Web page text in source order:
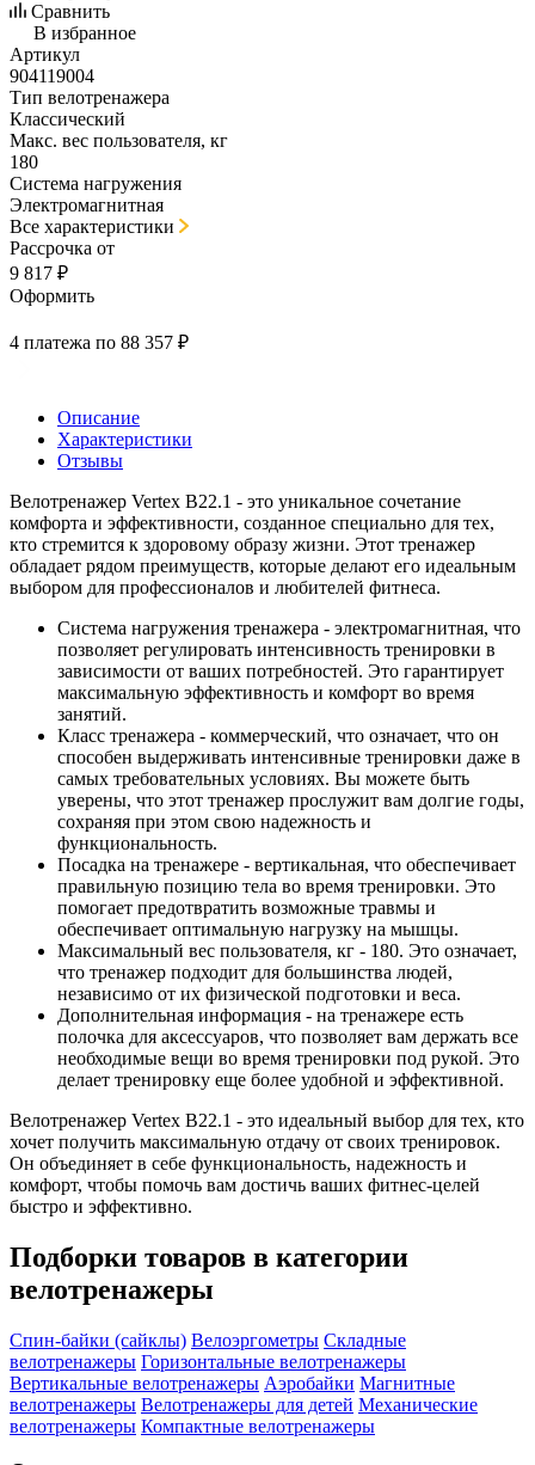
Сравнить
В избранное
Артикул
904119004
Тип велотренажера
Классический
Макс. вес пользователя, кг
180
Система нагружения
Электромагнитная
Все характеристики
Рассрочка от
9 817 ₽
Оформить
4 платежа по 88 357 ₽
Описание
Характеристики
Отзывы
Велотренажер Vertex B22.1 - это уникальное сочетание
комфорта и эффективности, созданное специально для тех,
кто стремится к здоровому образу жизни. Этот тренажер
обладает рядом преимуществ, которые делают его идеальным
выбором для профессионалов и любителей фитнеса.
Система нагружения тренажера - электромагнитная, что
позволяет регулировать интенсивность тренировки в
зависимости от ваших потребностей. Это гарантирует
максимальную эффективность и комфорт во время
занятий.
Класс тренажера - коммерческий, что означает, что он
способен выдерживать интенсивные тренировки даже в
самых требовательных условиях. Вы можете быть
уверены, что этот тренажер прослужит вам долгие годы,
сохраняя при этом свою надежность и
функциональность.
Посадка на тренажере - вертикальная, что обеспечивает
правильную позицию тела во время тренировки. Это
помогает предотвратить возможные травмы и
обеспечивает оптимальную нагрузку на мышцы.
Максимальный вес пользователя, кг - 180. Это означает,
что тренажер подходит для большинства людей,
независимо от их физической подготовки и веса.
Дополнительная информация - на тренажере есть
полочка для аксессуаров, что позволяет вам держать все
необходимые вещи во время тренировки под рукой. Это
делает тренировку еще более удобной и эффективной.
Велотренажер Vertex B22.1 - это идеальный выбор для тех, кто
хочет получить максимальную отдачу от своих тренировок.
Он объединяет в себе функциональность, надежность и
комфорт, чтобы помочь вам достичь ваших фитнес-целей
быстро и эффективно.
Подборки товаров в категории
велотренажеры
Спин-байки (сайклы) Велоэргометры Складные
велотренажеры Горизонтальные велотренажеры
Вертикальные велотренажеры Аэробайки Магнитные
велотренажеры Велотренажеры для детей Механические
велотренажеры Компактные велотренажеры